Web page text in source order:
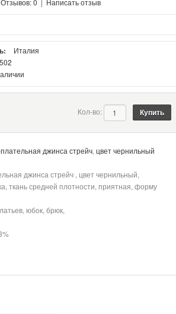
Отзывов: 0 | Написать отзыв
Италия
Кол-во:
джинса стрейч,цвет чернильный
джинса стрейч , цвет чернильный,
ткань средней плотности, приятная, форму
юбок, брюк,